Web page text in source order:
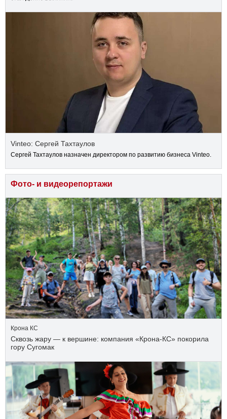
Vinteo: Сергей Тахтаулов
Сергей Тахтаулов назначен директором по развитию бизнеса Vinteo.
Фото- и видеорепортажи
Крона КС
Сквозь жару — к вершине: компания «Крона‑КС» покорила
гору Сугомак